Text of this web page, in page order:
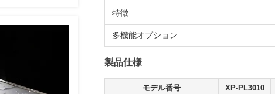
特徴
多機能オプション
製品仕様
モデル番号 XP-PL3010